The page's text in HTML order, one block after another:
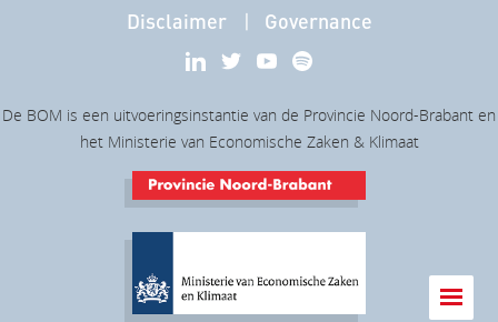
Disclaimer
Governance
De BOM is een uitvoeringsinstantie van de Provincie Noord-Brabant en
het Ministerie van Economische Zaken & Klimaat